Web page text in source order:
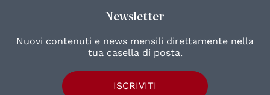
Newsletter
Nuovi contenuti e news mensili direttamente nella
tua casella di posta.
ISCRIVITI